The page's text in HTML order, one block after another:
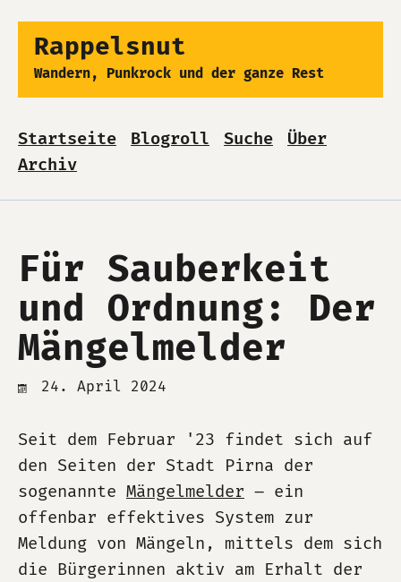
Rappelsnut
Wandern, Punkrock und der ganze Rest
Startseite Blogroll Suche
Über
Archiv
Für Sauberkeit
und Ordnung: Der
Mängelmelder
24. April 2024
Seit dem Februar '23 findet sich auf
den Seiten der Stadt Pirna der
sogenannte Mängelmelder – ein
offenbar effektives System zur
Meldung von Mängeln, mittels dem sich
die Bürgerinnen aktiv am Erhalt der